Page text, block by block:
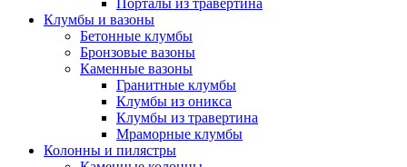
Порталы из травертина
Клумбы и вазоны
Бетонные клумбы
Бронзовые вазоны
Каменные вазоны
Гранитные клумбы
Клумбы из оникса
Клумбы из травертина
Мраморные клумбы
Колонны и пилястры